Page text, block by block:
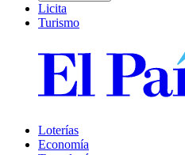
Licita
Turismo
Loterías
Economía